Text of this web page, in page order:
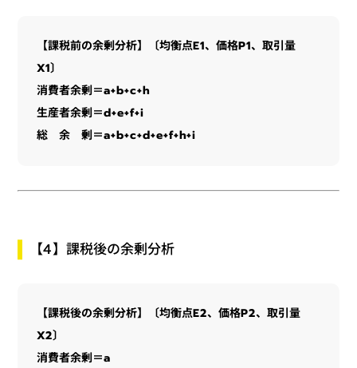
【課税前の余剰分析】〔均衡点E1、価格P1、取引量
X1〕
消費者余剰＝a+b+c+h
生産者余剰＝d+e+f+i
総 余 剰＝a+b+c+d+e+f+h+i
【4】課税後の余剰分析
【課税後の余剰分析】〔均衡点E2、価格P2、取引量
X2〕
消費者余剰＝a